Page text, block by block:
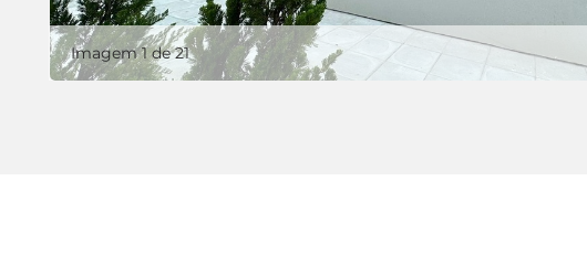
Imagem 1 de 21